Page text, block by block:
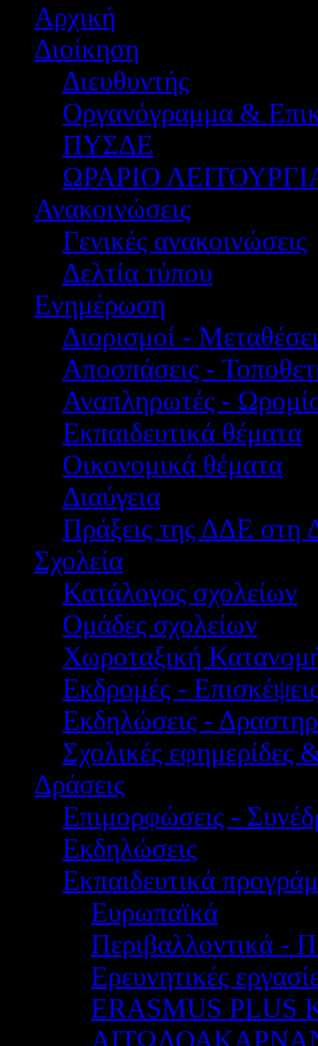
Αρχική
Διοίκηση
Διευθυντής
Οργανόγραμμα &
ΠΥΣΔΕ
ΩΡΑΡΙΟ
Ανακοινώσεις
Γενικές ανακοινώσεις
Δελτία τύπου
Ενημέρωση
Διορισμοί -
Αποσπάσεις -
Αναπληρωτές -
Εκπαιδευτικά θέματα
Οικονομικά θέματα
Διαύγεια
Πράξεις της ΔΔΕ στη
Σχολεία
Κατάλογος σχολείων
Ομάδες σχολείων
Χωροταξική
Εκδρομές -
Εκδηλώσεις -
Σχολικές εφημερίδες
Δράσεις
Επιμορφώσεις -
Εκδηλώσεις
Εκπαιδευτικά
Ευρωπαϊκά
Περιβαλλοντικά -
Ερευνητικές
ERASMUS PLUS